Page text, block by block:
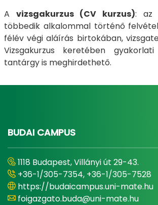
A vizsgakurzus (CV kurzus): az
többedik alkalommal történő
félév végi aláírás birtokában,
Vizsgakurzus keretében
tantárgy is meghirdethető.
BUDAI CAMPUS
1118 Budapest, Villányi út 29-43.
+36-1/305-7354, +36-1/305-7528
https://budaicampus.uni-mate.hu
foigazgato.buda@uni-mate.hu